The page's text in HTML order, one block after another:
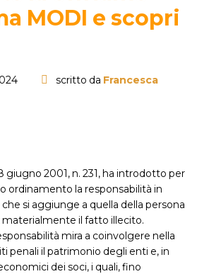
MODI e scopri
scritto da Francesca
2001, n. 231, ha introdotto per
ordinamento la responsabilità in
si aggiunge a quella della persona
materialmente il fatto illecito.
mira a coinvolgere nella
penali il patrimonio degli enti e, in
dei soci, i quali, fino